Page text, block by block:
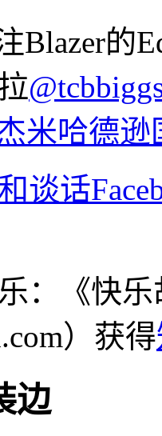
Blazer的
米哈德
谈话
：《快
）获得
边